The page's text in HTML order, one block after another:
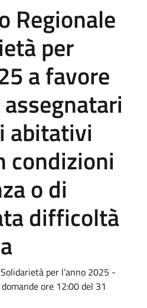
Regionale
per
a favore
abitativi
condizioni
o di
difficoltà
per l’anno 2025 -
ore 12:00 del 31